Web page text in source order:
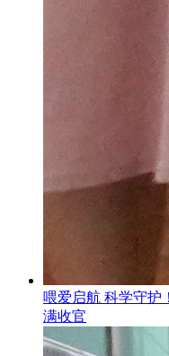
喂爱启航 科学守护
满收官